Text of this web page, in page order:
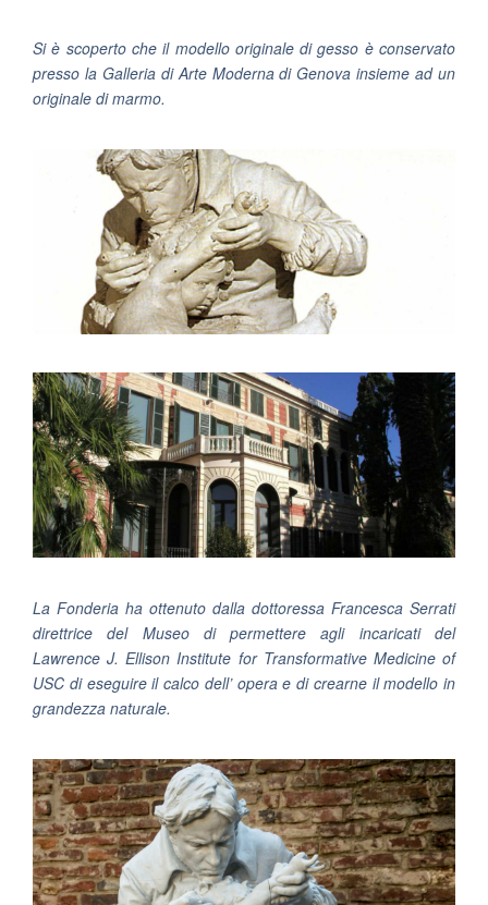
Si è scoperto che il modello originale di gesso è conservato
presso la Galleria di Arte Moderna di Genova insieme ad un
originale di marmo.
La Fonderia ha ottenuto dalla dottoressa Francesca Serrati
direttrice del Museo di permettere agli incaricati del
Lawrence J. Ellison Institute for Transformative Medicine of
USC di eseguire il calco dell’ opera e di crearne il modello in
grandezza naturale.